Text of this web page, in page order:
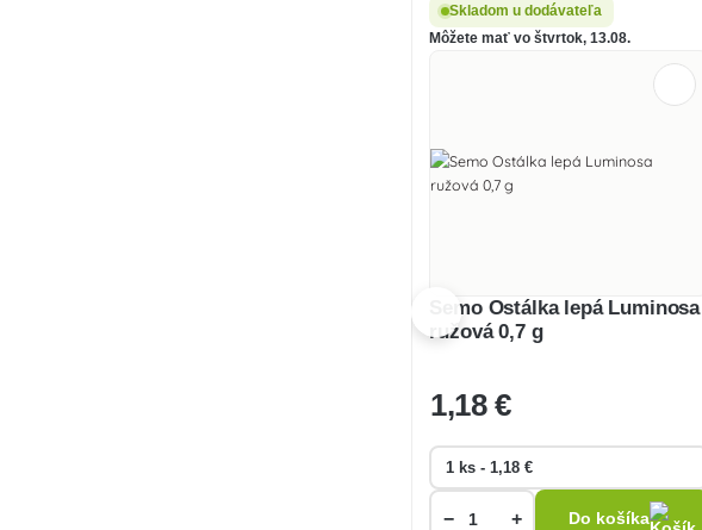
Skladom u dodávateľa
Môžete mať vo štvrtok, 13.08.
Semo Ostálka lepá Luminosa
ružová 0,7 g
1,18 €
− + Do košíka